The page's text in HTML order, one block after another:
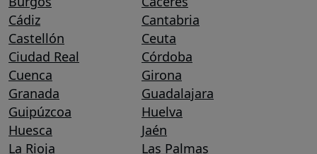
Cádiz
Cantabria
Castellón
Ceuta
Ciudad Real
Córdoba
Cuenca
Girona
Granada
Guadalajara
Guipúzcoa
Huelva
Huesca
Jaén
La Rioja
Las Palmas